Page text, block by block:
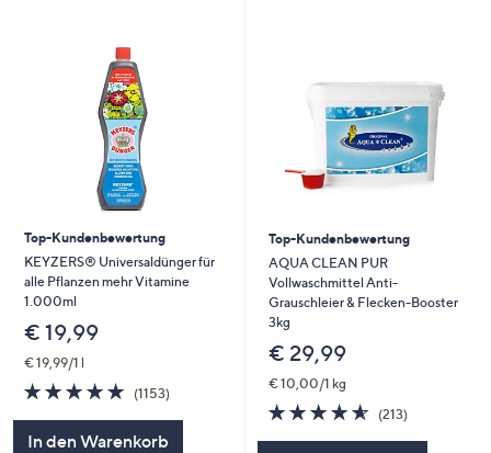
Top-Kundenbewertung
KEYZERS® Universaldünger für
alle Pflanzen mehr Vitamine
1.000ml
€ 19,99
€ 19,99/1 l
4.7
von
(1153)
In den Warenkorb
Top-Kundenbewertung
AQUA CLEAN PUR
Vollwaschmittel Anti-
Grauschleier & Flecken-Booster
3kg
€ 29,99
€ 10,00/1 kg
4.5
von
5
(213)